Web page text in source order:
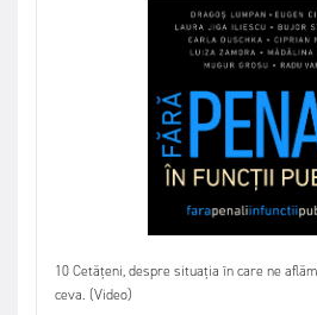
10 Cetățeni, despre situația în care ne
ceva. (Video)